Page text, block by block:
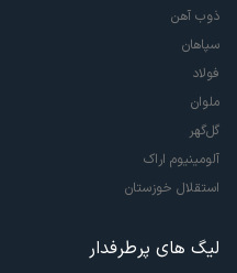
ذوب آهن
سپاهان
فولاد
ملوان
گل‌گهر
آلومینیوم اراک
استقلال خوزستان
لیگ های پرطرفدار